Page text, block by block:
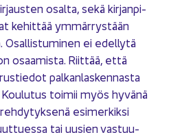
osal­ta, sekä kir­jan­pi­
ke­hit­tää ym­mär­rys­tään
Osal­lis­tu­mi­nen ei edel­ly­tä
osaa­mis­ta. Riit­tää, että
pal­kan­las­ken­nas­ta
toi­mii myös hy­vä­nä
esi­mer­kik­si
tai uusien vas­tuu­